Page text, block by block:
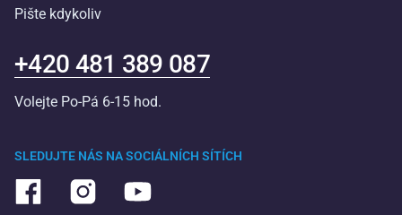
SLEDUJTE NÁS NA SOCIÁLNÍCH SÍTÍCH
Pište kdykoliv
+420 481 389 087
Volejte Po-Pá 6-15 hod.